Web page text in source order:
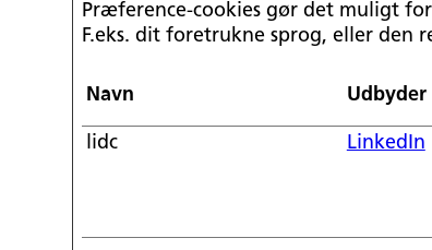
Præference-cookies gør det muligt
F.eks. dit foretrukne sprog, eller den
Navn Udbyder
lidc LinkedIn